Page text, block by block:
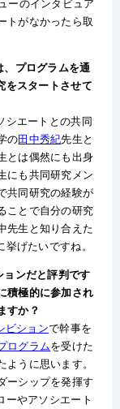
ーのインタビュア
トがなかったら取
プログラムを通
をスタートさせて
シエートとの共同
の田中秀紀先生と
とは偶然にも出身
にも共同研究メン
共同研究の経験が
ことで自分の研究
先生と知り合えた
げたいですね。
ンだと評判です
積極的に参加され
すか？
ビションで幹事を
ログラムを受けた
うに思います。
ーシップを発揮す
ーやアソシエート